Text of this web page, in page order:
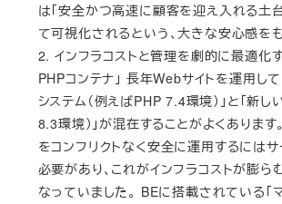
は「安全かつ高速に顧客を迎え入れる土
て可視化されるという、大きな安心感をも
2. インフラコストと管理を劇的に最適化
PHPコンテナ」 長年Webサイトを運用して
システム（例えばPHP 7.4環境）」と「新し
8.3環境）」が混在することがよくあります
をコンフリクトなく安全に運用するには
必要があり、これがインフラコストが膨ら
なっていました。 BEに搭載されている「